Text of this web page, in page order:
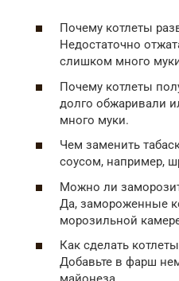
Почему котлеты
Недостаточно
слишком много
Почему котлеты
долго обжаривали
много муки.
Чем заменить
соусом, например,
Можно ли
Да, замороженные
морозильной
Как сделать
Добавьте в фарш